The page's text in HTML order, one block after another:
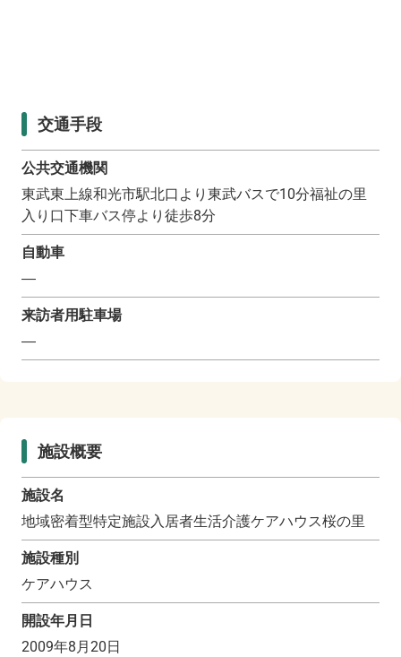
交通手段
公共交通機関
東武東上線和光市駅北口より東武バスで10分福祉の里
入り口下車バス停より徒歩8分
自動車
―
来訪者用駐車場
―
施設概要
施設名
地域密着型特定施設入居者生活介護ケアハウス桜の里
施設種別
ケアハウス
開設年月日
2009年8月20日